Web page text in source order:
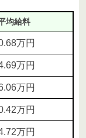
均給料
万円
万円
万円
万円
万円